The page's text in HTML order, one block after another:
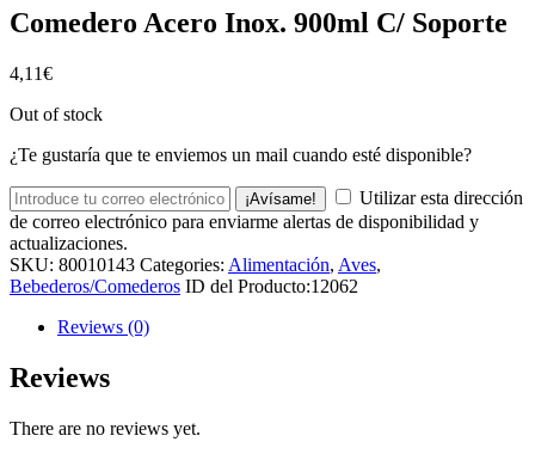
Comedero Acero Inox. 900ml C/ Soporte
4,11€
Out of stock
¿Te gustaría que te enviemos un mail cuando esté disponible?
¡Avísame!
Utilizar esta dirección
de correo electrónico para enviarme alertas de disponibilidad y
actualizaciones.
SKU: 80010143 Categories: Alimentación, Aves,
Bebederos/Comederos ID del Producto:12062
Reviews (0)
Reviews
There are no reviews yet.